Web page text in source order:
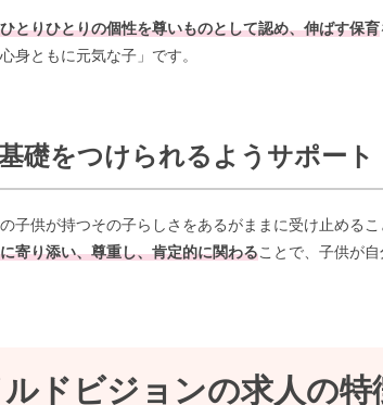
とりひとりの個性を尊いものとして認め、伸ばす保育
身ともに元気な子」です。
礎をつけられるようサポート
子供が持つその子らしさをあるがままに受け止める
寄り添い、尊重し、肯定的に関わることで、子供が
ドビジョンの求人の特